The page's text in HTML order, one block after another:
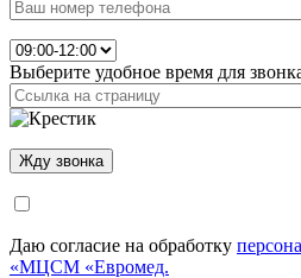
Выберите удобное время для
Даю согласие на обработку
«МЦСМ «Евромед.